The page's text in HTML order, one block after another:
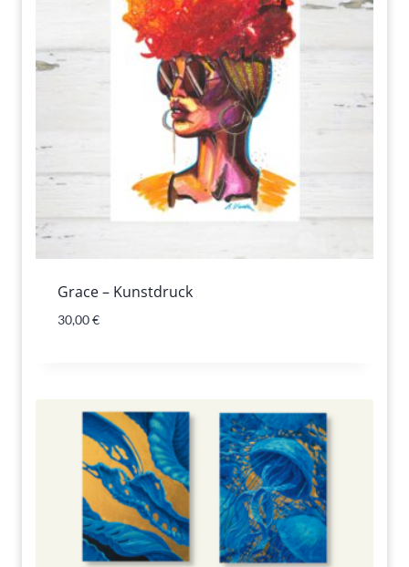
Grace – Kunstdruck
30,00€